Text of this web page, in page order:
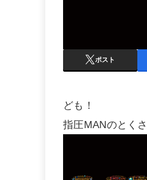
ポスト
ども！
指圧MANのとく